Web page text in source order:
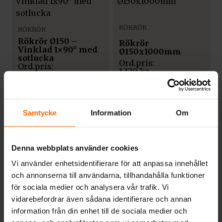
Samtycke Information Om
Denna webbplats använder cookies
Vi använder enhetsidentifierare för att anpassa innehållet
och annonserna till användarna, tillhandahålla funktioner
för sociala medier och analysera vår trafik. Vi
vidarebefordrar även sådana identifierare och annan
information från din enhet till de sociala medier och
RÖKRÖR
Rökrör Ø150 –
Vinklad 1×90° med
sotlucka
RÖKRÖR
Rökrör
Ø150x1000mm
1 120kr
RÖKRÖR
Rökrör
Ø150x500mm
RÖKRÖR
Rökrör
Ø125x350mm –
Sotlucka & spjäll
1 244kr